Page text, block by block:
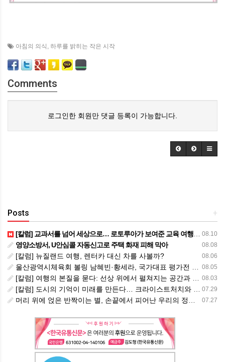
아침의 의식 하루를 밝히는 작은 시작
Comments
로그인한 회원만 댓글 등록이 가능합니다.
+
Posts
08.10
[칼럼] 교과서를 넘어 세상으로… 로토루아가 보여준 교육 여행의 가치
08.08
영양소방서, U안심콜 자동신고로 주택 화재 피해 막아
08.06
[칼럼] 뉴질랜드 여행, 렌터카 대신 차를 사볼까?
08.05
울산광역시체육회 볼링 남혜빈·황세라, 국가대표 평가전 통과… ‘아시아선수권 출전’
08.03
[칼럼] 여행의 본질을 묻다: 선상 위에서 펼쳐지는 공간과 사람, 그리고 미식의 미학
07.29
[칼럼] 도시의 기억이 미래를 만든다… 크라이스트처치와 한국 도시가 주는 교훈
07.27
머리 위에 얹은 반짝이는 별, 손끝에서 피어난 우리의 정체성